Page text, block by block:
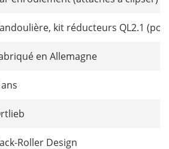
kit réducteurs QL2.1
en Allemagne
Roller Design